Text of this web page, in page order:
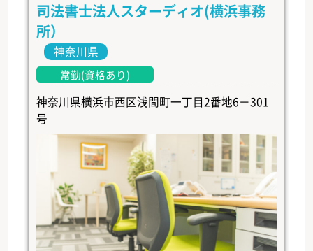
司法書士法人スターディオ(横浜事務
所）
神奈川県
常勤(資格あり)
神奈川県横浜市西区浅間町一丁目2番地6－301
号